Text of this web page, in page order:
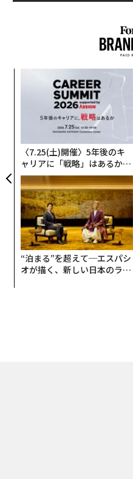
〈7.25(土)開催〉5年後のキ
ャリアに「戦略」はあるか。
トップエグゼクティブのキャ
リアに触れる1日│CAREER S
UMMIT 2026
“泊まる”を超えて─エスパシ
オが描く、新しい日本のラグ